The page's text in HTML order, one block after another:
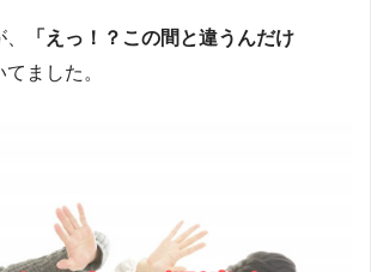
「えっ！？この間と違うんだけ
ました。